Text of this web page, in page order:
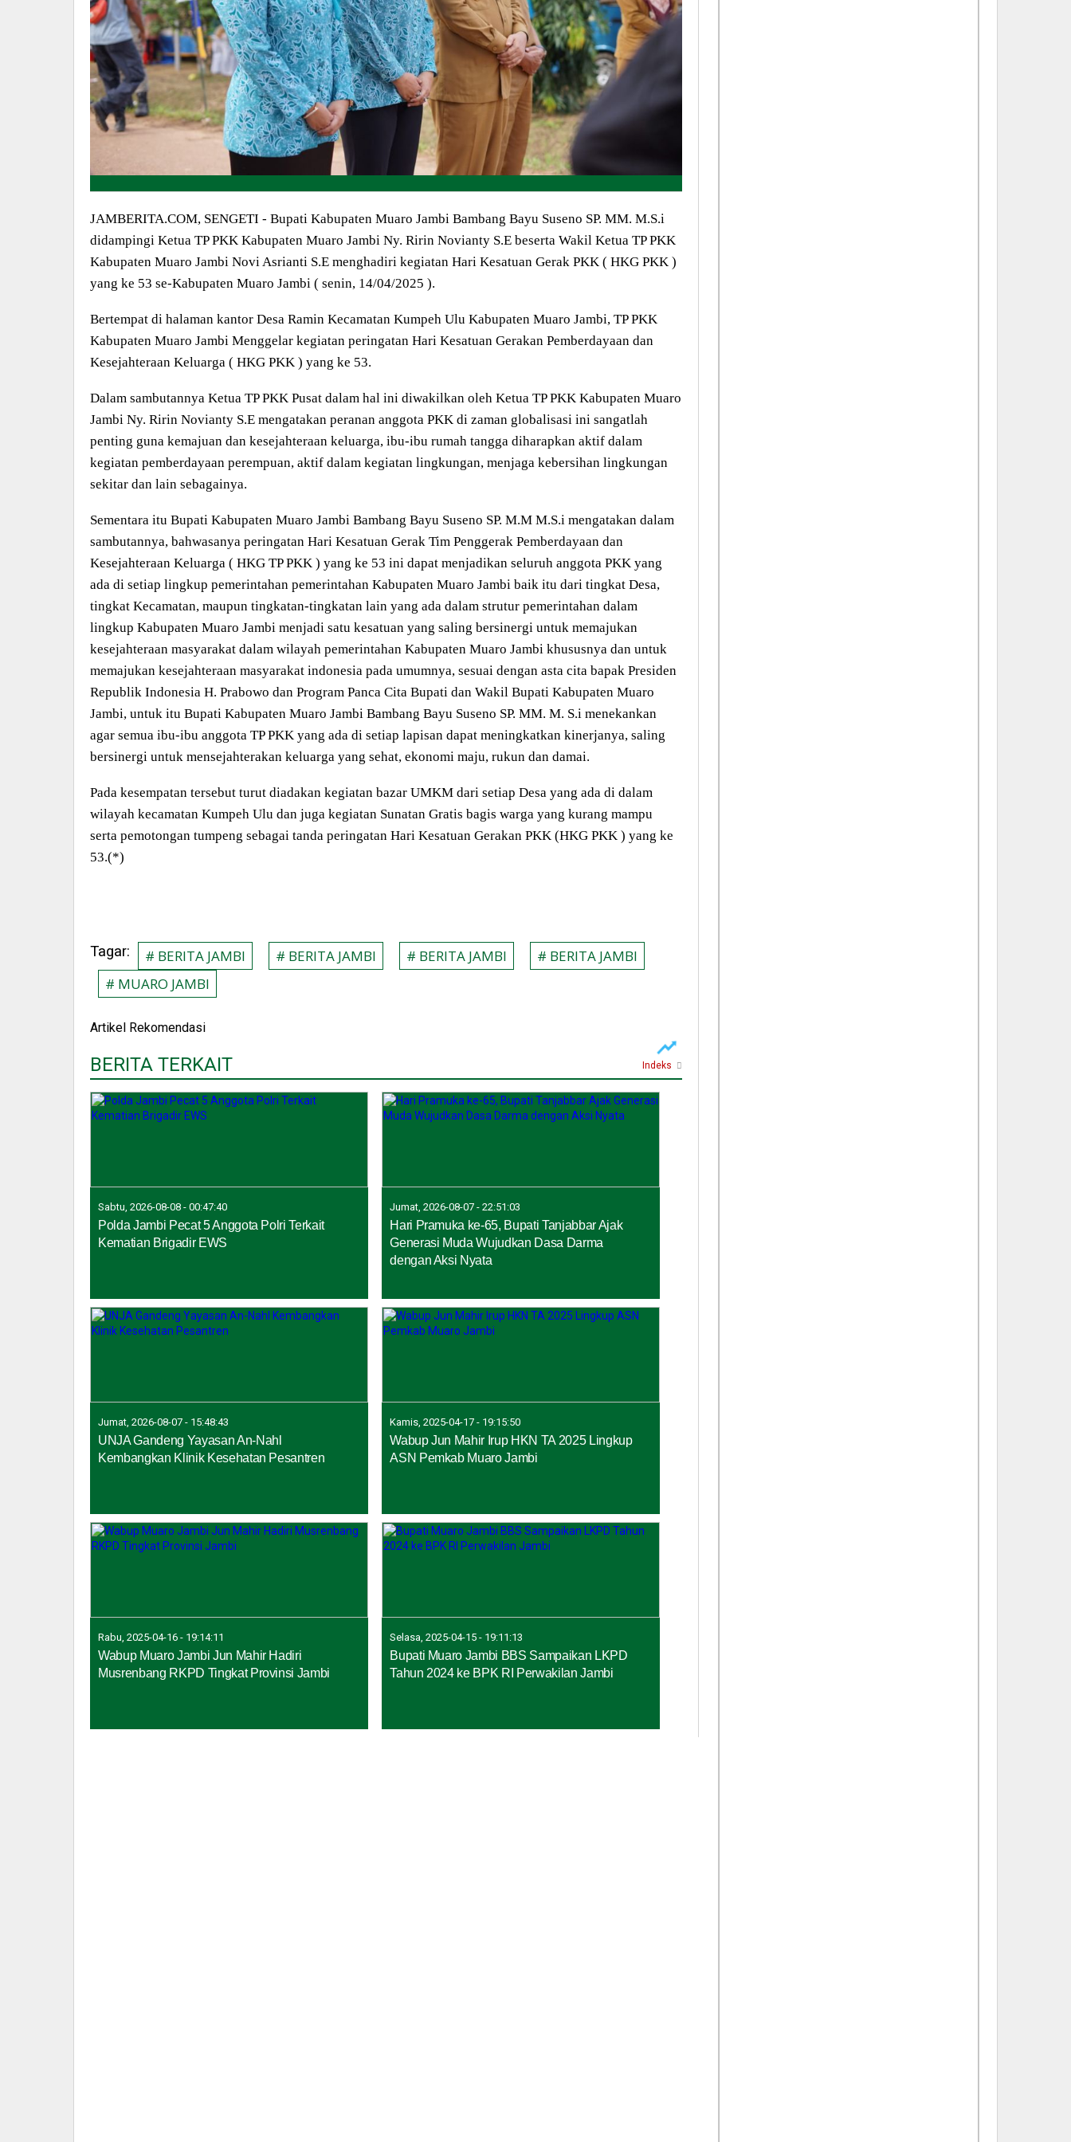
JAMBERITA.COM, SENGETI - Bupati Kabupaten Muaro Jambi Bambang Bayu Suseno SP. MM. M.S.i
didampingi Ketua TP PKK Kabupaten Muaro Jambi Ny. Ririn Novianty S.E beserta Wakil Ketua TP PKK
Kabupaten Muaro Jambi Novi Asrianti S.E menghadiri kegiatan Hari Kesatuan Gerak PKK ( HKG PKK )
yang ke 53 se-Kabupaten Muaro Jambi ( senin, 14/04/2025 ).
Bertempat di halaman kantor Desa Ramin Kecamatan Kumpeh Ulu Kabupaten Muaro Jambi, TP PKK
Kabupaten Muaro Jambi Menggelar kegiatan peringatan Hari Kesatuan Gerakan Pemberdayaan dan
Kesejahteraan Keluarga ( HKG PKK ) yang ke 53.
Dalam sambutannya Ketua TP PKK Pusat dalam hal ini diwakilkan oleh Ketua TP PKK Kabupaten Muaro
Jambi Ny. Ririn Novianty S.E mengatakan peranan anggota PKK di zaman globalisasi ini sangatlah
penting guna kemajuan dan kesejahteraan keluarga, ibu-ibu rumah tangga diharapkan aktif dalam
kegiatan pemberdayaan perempuan, aktif dalam kegiatan lingkungan, menjaga kebersihan lingkungan
sekitar dan lain sebagainya.
Sementara itu Bupati Kabupaten Muaro Jambi Bambang Bayu Suseno SP. M.M M.S.i mengatakan dalam
sambutannya, bahwasanya peringatan Hari Kesatuan Gerak Tim Penggerak Pemberdayaan dan
Kesejahteraan Keluarga ( HKG TP PKK ) yang ke 53 ini dapat menjadikan seluruh anggota PKK yang
ada di setiap lingkup pemerintahan pemerintahan Kabupaten Muaro Jambi baik itu dari tingkat Desa,
tingkat Kecamatan, maupun tingkatan-tingkatan lain yang ada dalam strutur pemerintahan dalam
lingkup Kabupaten Muaro Jambi menjadi satu kesatuan yang saling bersinergi untuk memajukan
kesejahteraan masyarakat dalam wilayah pemerintahan Kabupaten Muaro Jambi khususnya dan untuk
memajukan kesejahteraan masyarakat indonesia pada umumnya, sesuai dengan asta cita bapak Presiden
Republik Indonesia H. Prabowo dan Program Panca Cita Bupati dan Wakil Bupati Kabupaten Muaro
Jambi, untuk itu Bupati Kabupaten Muaro Jambi Bambang Bayu Suseno SP. MM. M. S.i menekankan
agar semua ibu-ibu anggota TP PKK yang ada di setiap lapisan dapat meningkatkan kinerjanya, saling
bersinergi untuk mensejahterakan keluarga yang sehat, ekonomi maju, rukun dan damai.
Pada kesempatan tersebut turut diadakan kegiatan bazar UMKM dari setiap Desa yang ada di dalam
wilayah kecamatan Kumpeh Ulu dan juga kegiatan Sunatan Gratis bagis warga yang kurang mampu
serta pemotongan tumpeng sebagai tanda peringatan Hari Kesatuan Gerakan PKK (HKG PKK ) yang ke
53.(*)
Tagar: # BERITA JAMBI # BERITA JAMBI # BERITA JAMBI
# BERITA JAMBI
# MUARO JAMBI
Artikel Rekomendasi
BERITA TERKAIT Indeks
Sabtu, 2026-08-08 - 00:47:40
Polda Jambi Pecat 5 Anggota Polri Terkait
Kematian Brigadir EWS
Jumat, 2026-08-07 - 22:51:03
Hari Pramuka ke-65, Bupati Tanjabbar Ajak
Generasi Muda Wujudkan Dasa Darma
dengan Aksi Nyata
Jumat, 2026-08-07 - 15:48:43
UNJA Gandeng Yayasan An-Nahl
Kembangkan Klinik Kesehatan Pesantren
Kamis, 2025-04-17 - 19:15:50
Wabup Jun Mahir Irup HKN TA 2025 Lingkup
ASN Pemkab Muaro Jambi
Rabu, 2025-04-16 - 19:14:11
Wabup Muaro Jambi Jun Mahir Hadiri
Musrenbang RKPD Tingkat Provinsi Jambi
Selasa, 2025-04-15 - 19:11:13
Bupati Muaro Jambi BBS Sampaikan LKPD
Tahun 2024 ke BPK RI Perwakilan Jambi